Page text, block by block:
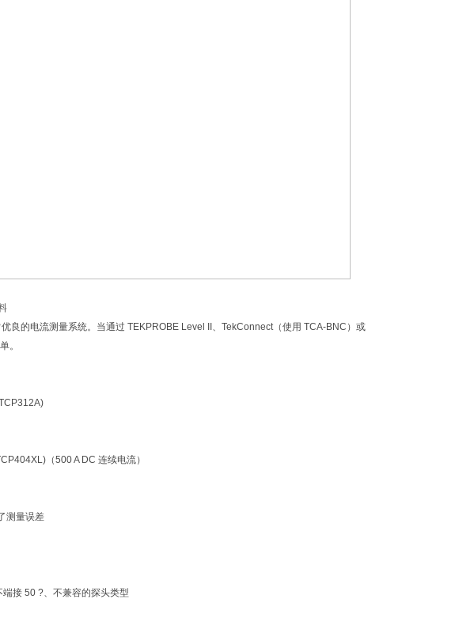
良的电流测量系统。当通过 TEKPROBE Level II、TekConnect（使用 TCA-BNC）或
。
（500 A DC 连续电流）
测量误差
接 50 ?、不兼容的探头类型